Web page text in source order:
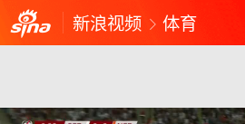
新浪视频 体育